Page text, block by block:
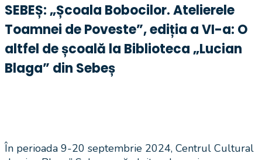
SEBEȘ: „Școala Bobocilor. Atelierele
Toamnei de Poveste”, ediția a VI-a: O
altfel de școală la Biblioteca „Lucian
Blaga” din Sebeș
În perioada 9-20 septembrie 2024, Centrul Cultural